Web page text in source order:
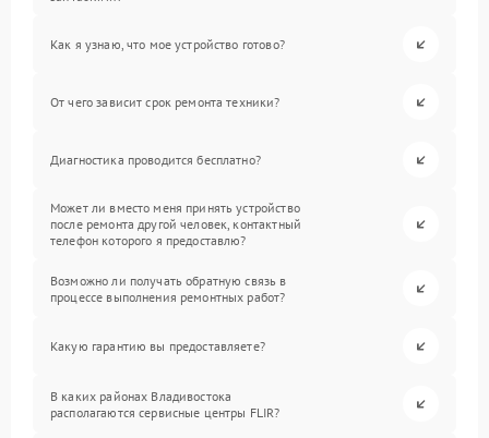
Как я узнаю, что мое устройство готово?
От чего зависит срок ремонта техники?
Диагностика проводится бесплатно?
Может ли вместо меня принять устройство
после ремонта другой человек, контактный
телефон которого я предоставлю?
Возможно ли получать обратную связь в
процессе выполнения ремонтных работ?
Какую гарантию вы предоставляете?
В каких районах Владивостока
располагаются сервисные центры FLIR?